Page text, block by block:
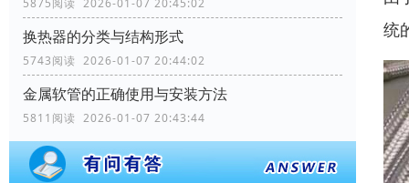
换热器的分类与结构形式
5743阅读 2026-01-07 20:44:02
金属软管的正确使用与安装方法
5811阅读 2026-01-07 20:43:44
统